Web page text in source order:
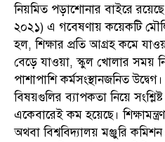
নিয়মিত পড়াশোনার বাইরে
২০২১) এ গবেষণায় কয়েকটি
হল, শিক্ষার প্রতি আগ্রহ কমে
বেড়ে যাওয়া, স্কুল খোলার সময়
পাশাপাশি কর্মসংস্থানজনিত
বিষয়গুলির ব্যাপকতা নিয়ে
একেবারেই কম হয়েছে।
অথবা বিশ্ববিদ্যালয় মঞ্জুরি